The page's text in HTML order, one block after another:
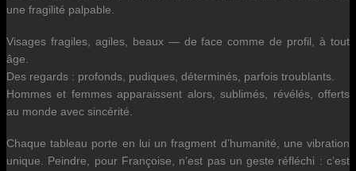
une fragilité palpable.
Visages fragiles, agiles, beaux — de face comme de profil, à tout
âge.
Des regards : profonds, pudiques, déterminés, parfois troublants.
Hommes et femmes apparaissent alors, sublimés, révélés, offerts
au monde avec sincérité.
Chaque tableau porte en lui un fragment d’humanité, une vibration
unique. Peindre, pour Françoise, n’est pas un geste réfléchi : c’est